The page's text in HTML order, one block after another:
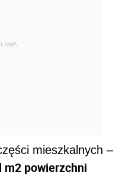
mieszkalnych –
m2 powierzchni